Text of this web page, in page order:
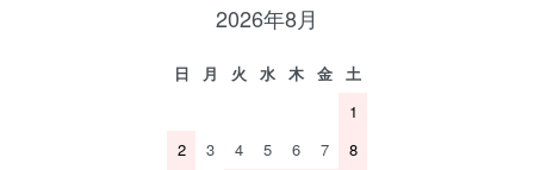
2026年8月
日 月 火 水 木 金
土
1
2
3 4 5 6 7
8